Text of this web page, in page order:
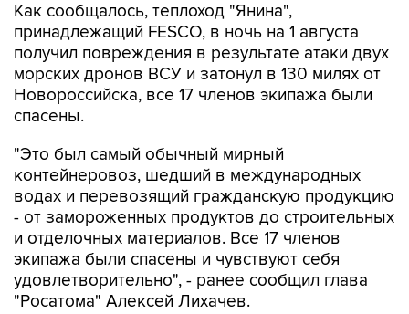
Как сообщалось, теплоход "Янина",
принадлежащий FESCO, в ночь на 1 августа
получил повреждения в результате атаки двух
морских дронов ВСУ и затонул в 130 милях от
Новороссийска, все 17 членов экипажа были
спасены.
"Это был самый обычный мирный
контейнеровоз, шедший в международных
водах и перевозящий гражданскую продукцию
- от замороженных продуктов до строительных
и отделочных материалов. Все 17 членов
экипажа были спасены и чувствуют себя
удовлетворительно", - ранее сообщил глава
"Росатома" Алексей Лихачев.